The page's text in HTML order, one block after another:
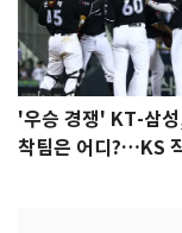
'우승 경쟁' KT-삼
착팀은 어디?…KS